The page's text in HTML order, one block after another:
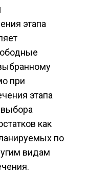
этапа
при
этапа
как
по
видам